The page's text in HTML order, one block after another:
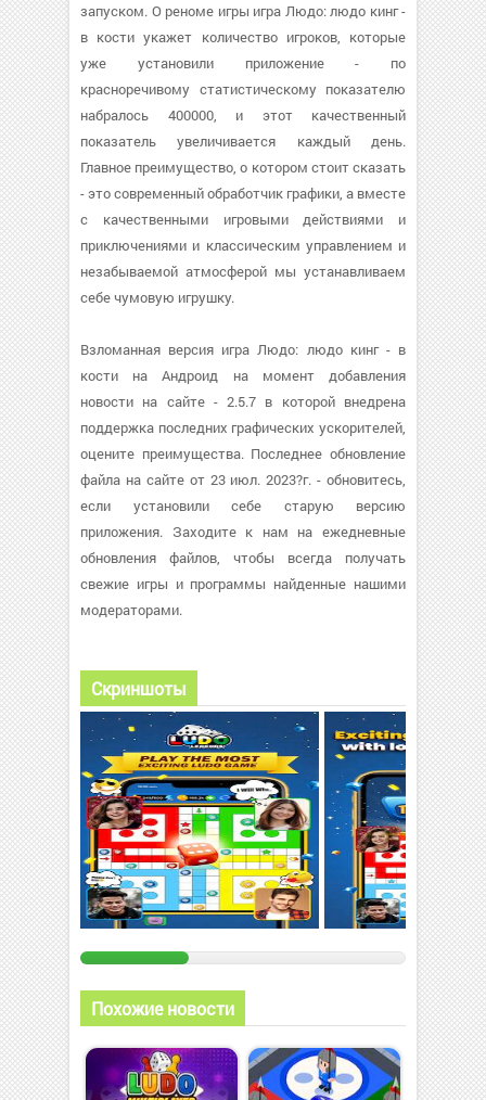
запуском. О реноме игры игра Людо: людо кинг -
в кости укажет количество игроков, которые
уже установили приложение - по
красноречивому статистическому показателю
набралось 400000, и этот качественный
показатель увеличивается каждый день.
Главное преимущество, о котором стоит сказать
- это современный обработчик графики, а вместе
с качественными игровыми действиями и
приключениями и классическим управлением и
незабываемой атмосферой мы устанавливаем
себе чумовую игрушку.
Взломанная версия игра Людо: людо кинг - в
кости на Андроид на момент добавления
новости на сайте - 2.5.7 в которой внедрена
поддержка последних графических ускорителей,
оцените преимущества. Последнее обновление
файла на сайте от 23 июл. 2023?г. - обновитесь,
если установили себе старую версию
приложения. Заходите к нам на ежедневные
обновления файлов, чтобы всегда получать
свежие игры и программы найденные нашими
модераторами.
Скриншоты
Похожие новости